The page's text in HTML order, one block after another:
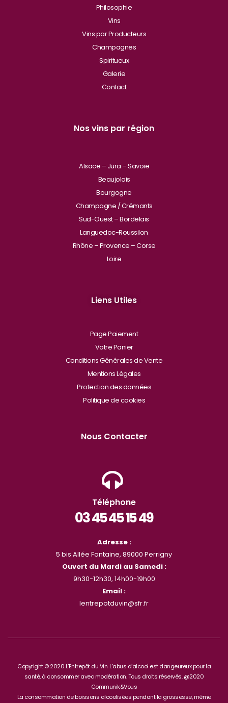
Philosophie
Vins
Vins par Producteurs
Champagnes
Spiritueux
Galerie
Contact
Nos vins par région
Alsace – Jura – Savoie
Beaujolais
Bourgogne
Champagne / Crémants
Sud-Ouest – Bordelais
Languedoc-Roussilon
Rhône – Provence – Corse
Loire
Liens Utiles
Page Paiement
Votre Panier
Conditions Générales de Vente
Mentions Légales
Protection des données
Politique de cookies
Nous Contacter
Téléphone
03 45 45 15 49
Adresse :
5 bis Allée Fontaine, 89000 Perrigny
Ouvert du Mardi au Samedi :
9h30-12h30, 14h00-19h00
Email :
lentrepotduvin@sfr.fr
Copyright © 2020 L’Entrepôt du Vin. L’abus d’alcool est dangeureux pour la
santé, à consommer avec modération. Tous droits réservés. @2020
Communik&Vous
La consommation de boissons alcoolisées pendant la grossesse, même